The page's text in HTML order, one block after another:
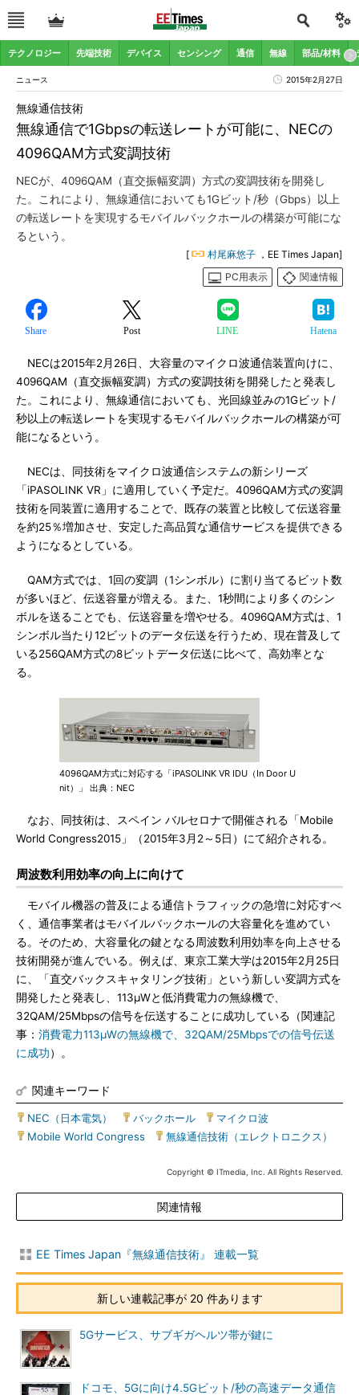
テクノロジー 先端技術 デバイス センシング 通信 無線 部品/材料
ニュース 2015年2月27日
無線通信で1Gbpsの転送レートが可能に、NECの
4096QAM方式変調技術
無線通信技術
NECが、4096QAM（直交振幅変調）方式の変調技術を開発し
た。これにより、無線通信においても1Gビット/秒（Gbps）以上
の転送レートを実現するモバイルバックホールの構築が可能にな
るという。
[ 村尾麻悠子 ，EE Times Japan]
PC用表示
関連情報
Share Post LINE Hatena
NECは2015年2月26日、大容量のマイクロ波通信装置向けに、
4096QAM（直交振幅変調）方式の変調技術を開発したと発表し
た。これにより、無線通信においても、光回線並みの1Gビット/
秒以上の転送レートを実現するモバイルバックホールの構築が可
能になるという。
NECは、同技術をマイクロ波通信システムの新シリーズ
「iPASOLINK VR」に適用していく予定だ。4096QAM方式の変調
技術を同装置に適用することで、既存の装置と比較して伝送容量
を約25％増加させ、安定した高品質な通信サービスを提供できる
ようになるとしている。
QAM方式では、1回の変調（1シンボル）に割り当てるビット数
が多いほど、伝送容量が増える。また、1秒間により多くのシン
ボルを送ることでも、伝送容量を増やせる。4096QAM方式は、1
シンボル当たり12ビットのデータ伝送を行うため、現在普及して
いる256QAM方式の8ビットデータ伝送に比べて、高効率とな
る。
4096QAM方式に対応する「iPASOLINK VR IDU（In Door U
nit）」 出典：NEC
なお、同技術は、スペイン バルセロナで開催される「Mobile
World Congress2015」（2015年3月2～5日）にて紹介される。
周波数利用効率の向上に向けて
モバイル機器の普及による通信トラフィックの急増に対応すべ
く、通信事業者はモバイルバックホールの大容量化を進めてい
る。そのため、大容量化の鍵となる周波数利用効率を向上させる
技術開発が進んでいる。例えば、東京工業大学は2015年2月25日
に、「直交バックスキャタリング技術」という新しい変調方式を
開発したと発表し、113μWと低消費電力の無線機で、
32QAM/25Mbpsの信号を伝送することに成功している（関連記
事： 消費電力113μWの無線機で、32QAM/25Mbpsでの信号伝送
に成功）。
関連キーワード
NEC（日本電気） バックホール マイクロ波
Mobile World Congress
無線通信技術（エレクトロニクス）
Copyright © ITmedia, Inc. All Rights Reserved.
関連情報
EE Times Japan『無線通信技術』 連載一覧
新しい連載記事が 20 件あります
5Gサービス、サブギガヘルツ帯が鍵に
ドコモ、5Gに向け4.5Gビット/秒の高速データ通信